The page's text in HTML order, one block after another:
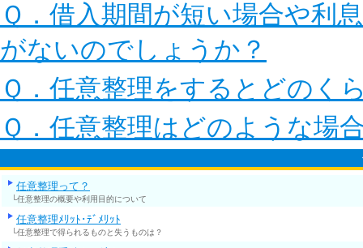
Ｑ．借入期間が短い場合や利
がないのでしょうか？
Ｑ．任意整理をするとどのく
Ｑ．任意整理はどのような場
任意整理って？
└任意整理の概要や利用目的について
任意整理ﾒﾘｯﾄ･ﾃﾞﾒﾘｯﾄ
└任意整理で得られるものと失うものは？